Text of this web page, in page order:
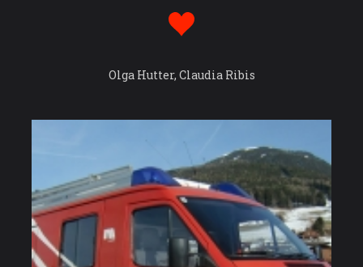
Olga Hutter, Claudia Ribis